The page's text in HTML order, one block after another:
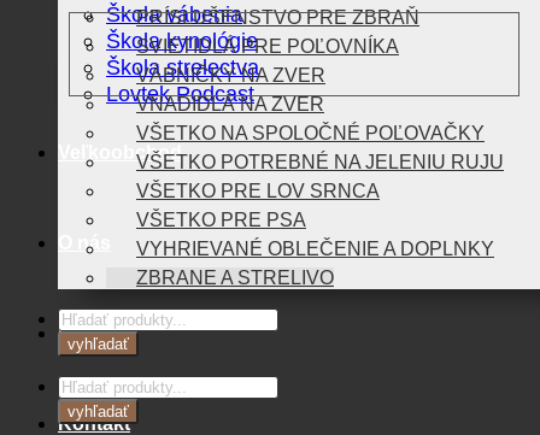
Škola vábenia
Škola kynológie
Škola strelectva
Lovtek Podcast
Veľkoobchod
O nás
Blog
Kontakt
PRÍSLUŠENSTVO PRE ZBRAŇ
SVIETIDLÁ PRE POĽOVNÍKA
VÁBNIČKY NA ZVER
VNADIDLÁ NA ZVER
VŠETKO NA SPOLOČNÉ POĽOVAČKY
VŠETKO POTREBNÉ NA JELENIU RUJU
VŠETKO PRE LOV SRNCA
VŠETKO PRE PSA
VYHRIEVANÉ OBLEČENIE A DOPLNKY
ZBRANE A STRELIVO
Products
search
vyhľadať
Products
search
vyhľadať